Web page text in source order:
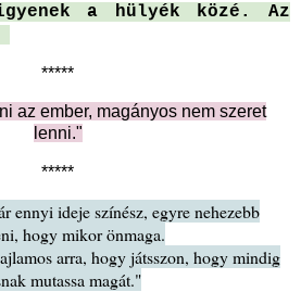
a hülyék közé. Az
*****
az ember, magányos nem szeret
lenni."
*****
ennyi ideje színész, egyre nehezebb
hogy mikor önmaga.
arra, hogy játsszon, hogy mindig
mutassa magát."